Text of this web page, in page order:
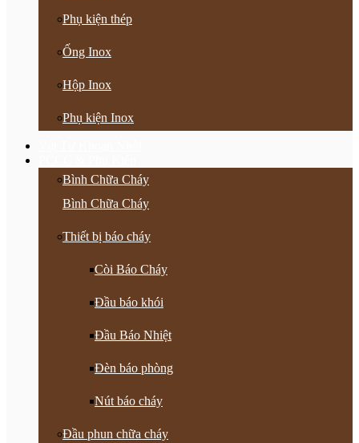
Phụ kiện thép
Ống Inox
Hộp Inox
Phụ kiện Inox
Bình Chữa Cháy
Bình Chữa Cháy
Thiết bị báo cháy
Còi Báo Cháy
Đầu báo khói
Đầu Báo Nhiệt
Đèn báo phòng
Nút báo cháy
Đầu phun chữa cháy